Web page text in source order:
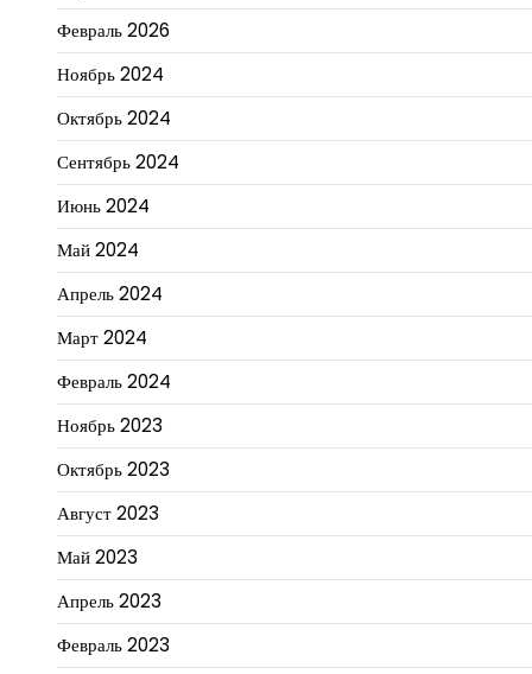
Февраль 2026
Ноябрь 2024
Октябрь 2024
Сентябрь 2024
Июнь 2024
Май 2024
Апрель 2024
Март 2024
Февраль 2024
Ноябрь 2023
Октябрь 2023
Август 2023
Май 2023
Апрель 2023
Февраль 2023